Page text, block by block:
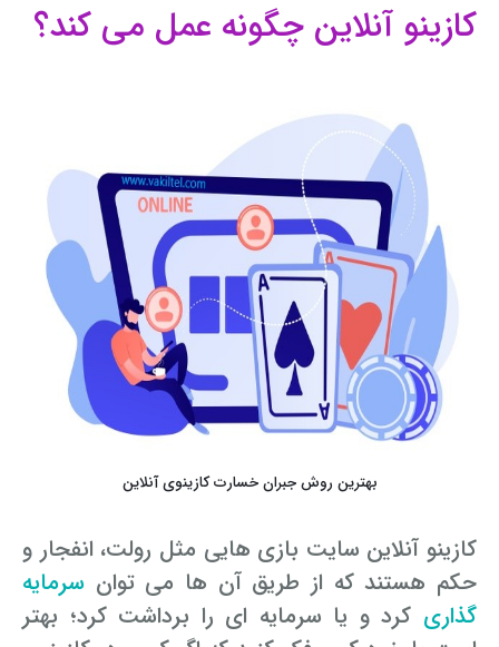
کازینو آنلاین چگونه عمل می کند؟
بهترین روش جبران خسارت کازینوی آنلاین
کازینو آنلاین سایت بازی هایی مثل رولت، انفجار و
حکم هستند که از طریق آن ها می توان سرمایه
گذاری کرد و یا سرمایه ای را برداشت کرد؛ بهتر